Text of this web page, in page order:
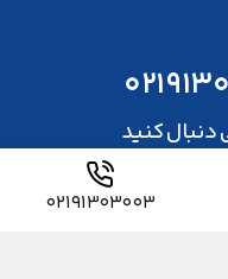
02191303003
کنید